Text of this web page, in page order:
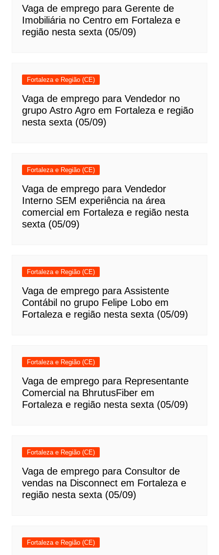
Vaga de emprego para Gerente de
Imobiliária no Centro em Fortaleza e
região nesta sexta (05/09)
Fortaleza e Região (CE)
Vaga de emprego para Vendedor no
grupo Astro Agro em Fortaleza e região
nesta sexta (05/09)
Fortaleza e Região (CE)
Vaga de emprego para Vendedor
Interno SEM experiência na área
comercial em Fortaleza e região nesta
sexta (05/09)
Fortaleza e Região (CE)
Vaga de emprego para Assistente
Contábil no grupo Felipe Lobo em
Fortaleza e região nesta sexta (05/09)
Fortaleza e Região (CE)
Vaga de emprego para Representante
Comercial na BhrutusFiber em
Fortaleza e região nesta sexta (05/09)
Fortaleza e Região (CE)
Vaga de emprego para Consultor de
vendas na Disconnect em Fortaleza e
região nesta sexta (05/09)
Fortaleza e Região (CE)